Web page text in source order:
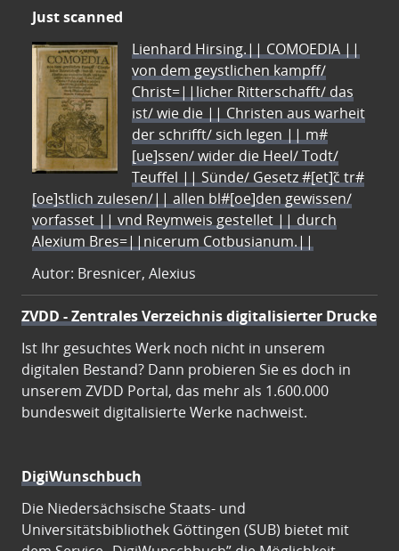
Just scanned
Lienhard Hirsing.|| COMOEDIA ||
von dem geystlichen kampff/
Christ=||licher Ritterschafft/ das
ist/ wie die || Christen aus warheit
der schrifft/ sich legen || m#
[ue]ssen/ wider die Heel/ Todt/
Teuffel || Sünde/ Gesetz #[et]c̃ tr#
[oe]stlich zulesen/|| allen bl#[oe]den gewissen/
vorfasset || vnd Reymweis gestellet || durch
Alexium Bres=||nicerum Cotbusianum.||
Autor: Bresnicer, Alexius
ZVDD - Zentrales Verzeichnis digitalisierter Drucke
Ist Ihr gesuchtes Werk noch nicht in unserem
digitalen Bestand? Dann probieren Sie es doch in
unserem ZVDD Portal, das mehr als 1.600.000
bundesweit digitalisierte Werke nachweist.
DigiWunschbuch
Die Niedersächsische Staats- und
Universitätsbibliothek Göttingen (SUB) bietet mit